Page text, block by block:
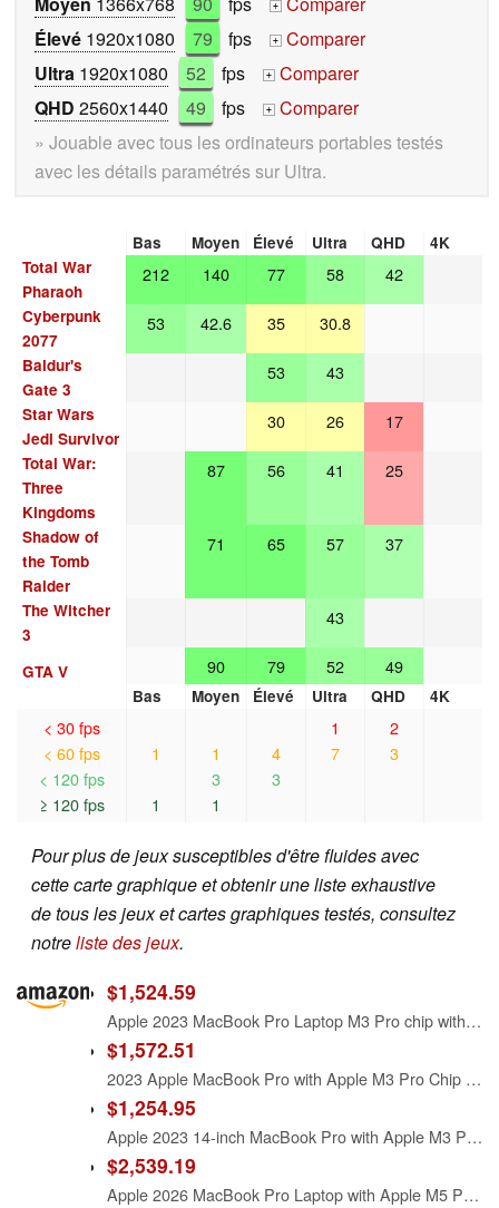
+
Élevé 1920x1080 79 fps +
Comparer
Ultra 1920x1080 52 fps +
Comparer
QHD 2560x1440 49 fps +
Comparer
» Jouable avec tous les ordinateurs portables testés
avec les détails paramétrés sur Ultra.
Bas Moyen Élevé Ultra QHD
4K
Total War
Pharaoh
212 140 77 58 42
Cyberpunk
2077
53 42.6 35 30.8
Baldur's
Gate 3
53 43
Star Wars
Jedi Survivor
30 26 17
Total War:
Three
Kingdoms
87 56 41 25
Shadow of
the Tomb
Raider
71 65 57 37
The Witcher
3
43
GTA V 90 79 52 49
Bas Moyen Élevé Ultra QHD 4K
< 30 fps
< 60 fps
< 120 fps
≥ 120 fps
1
1
1
3
1
4
3
1
7
2
3
Pour plus de jeux susceptibles d'être fluides avec
cette carte graphique et obtenir une liste exhaustive
de tous les jeux et cartes graphiques testés, consultez
notreliste des jeux.
$1,524.59
Apple 2023 MacBook Pro Laptop M3 Pro chip with 12‑core CPU, 18‑core GPU: 16.2-inch Liquid Retina XDR Display, 18GB Unified Memory, 512GB SSD Storage. Works with iPhone/iPad; Space Black
$1,572.51
2023 Apple MacBook Pro with Apple M3 Pro Chip with 12‑core CPU and 18‑core GPU (16-inch, 18GB RAM, 512GB SSD Storage) (QWERTY English) Space Black (Renewed Premium)
$1,254.95
Apple 2023 14-inch MacBook Pro with Apple M3 Pro chip, 18GB RAM, 512GB SSD Storage, Space Black (Renewed)
$2,539.19
Apple 2026 MacBook Pro Laptop with Apple M5 Pro chip with 18-core CPU and 20-core GPU: Built for AI, 16.2-inch Liquid Retina XDR Display, 24GB Unified Memory, 1TB SSD, Wi-Fi 7; Space Black